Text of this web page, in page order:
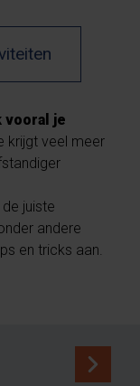
vooral je
krijgt veel meer
juiste
andere
en tricks aan.